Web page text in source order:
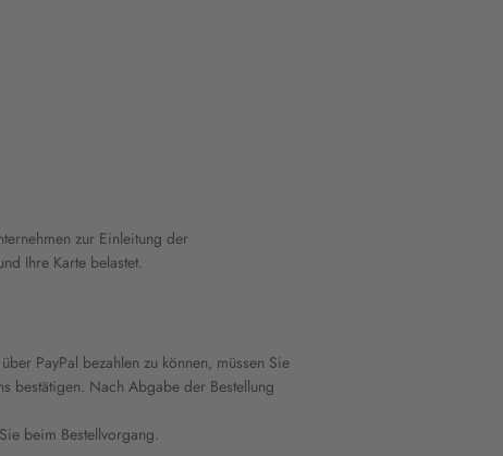
zur Einleitung der
Ihre Karte belastet.
PayPal bezahlen zu können, müssen Sie
bestätigen. Nach Abgabe der Bestellung
beim Bestellvorgang.